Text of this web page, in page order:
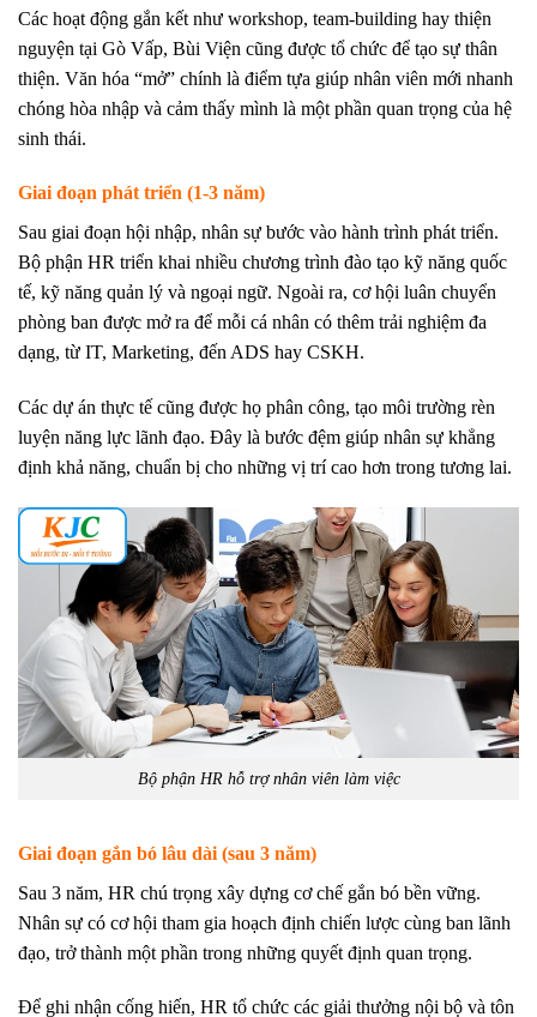
Các hoạt động gắn kết như workshop, team-building hay thiện
nguyện tại Gò Vấp, Bùi Viện cũng được tổ chức để tạo sự thân
thiện. Văn hóa “mở” chính là điểm tựa giúp nhân viên mới nhanh
chóng hòa nhập và cảm thấy mình là một phần quan trọng của hệ
sinh thái.
Giai đoạn phát triển (1-3 năm)
Sau giai đoạn hội nhập, nhân sự bước vào hành trình phát triển.
Bộ phận HR triển khai nhiều chương trình đào tạo kỹ năng quốc
tế, kỹ năng quản lý và ngoại ngữ. Ngoài ra, cơ hội luân chuyển
phòng ban được mở ra để mỗi cá nhân có thêm trải nghiệm đa
dạng, từ IT, Marketing, đến ADS hay CSKH.
Các dự án thực tế cũng được họ phân công, tạo môi trường rèn
luyện năng lực lãnh đạo. Đây là bước đệm giúp nhân sự khẳng
định khả năng, chuẩn bị cho những vị trí cao hơn trong tương lai.
Bộ phận HR hỗ trợ nhân viên làm việc
Giai đoạn gắn bó lâu dài (sau 3 năm)
Sau 3 năm, HR chú trọng xây dựng cơ chế gắn bó bền vững.
Nhân sự có cơ hội tham gia hoạch định chiến lược cùng ban lãnh
đạo, trở thành một phần trong những quyết định quan trọng.
Để ghi nhận cống hiến, HR tổ chức các giải thưởng nội bộ và tôn